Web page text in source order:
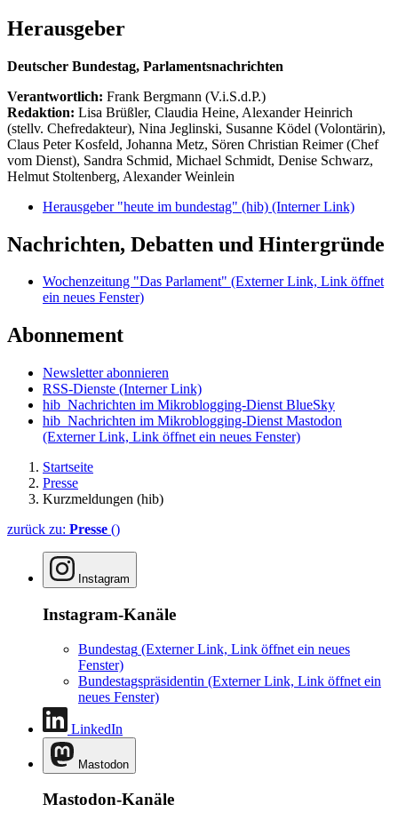
Herausgeber
Deutscher Bundestag, Parlamentsnachrichten
Verantwortlich: Frank Bergmann (V.i.S.d.P.)
Redaktion: Lisa Brüßler, Claudia Heine, Alexander Heinrich
(stellv. Chefredakteur), Nina Jeglinski, Susanne Ködel (Volontärin),
Claus Peter Kosfeld, Johanna Metz, Sören Christian Reimer (Chef
vom Dienst), Sandra Schmid, Michael Schmidt, Denise Schwarz,
Helmut Stoltenberg, Alexander Weinlein
Herausgeber "heute im bundestag" (hib) (Interner Link)
Nachrichten, Debatten und Hintergründe
Wochenzeitung "Das Parlament" (Externer Link, Link öffnet
ein neues Fenster)
Abonnement
Newsletter abonnieren
RSS-Dienste (Interner Link)
hib_Nachrichten im Mikroblogging-Dienst BlueSky
hib_Nachrichten im Mikroblogging-Dienst Mastodon
(Externer Link, Link öffnet ein neues Fenster)
Startseite
Presse
Kurzmeldungen (hib)
zurück zu: Presse ()
Instagram
Instagram-Kanäle
Bundestag (Externer Link, Link öffnet ein neues
Fenster)
Bundestagspräsidentin (Externer Link, Link öffnet ein
neues Fenster)
LinkedIn
Mastodon
Mastodon-Kanäle